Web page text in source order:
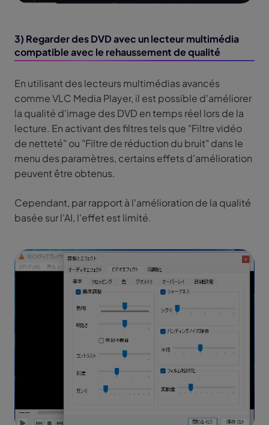
3) Regarder des DVD avec un lecteur multimédia
compatible avec le rehaussement de qualité
En utilisant des lecteurs multimédias avancés
comme VLC Media Player, il est possible d'améliorer
la qualité d'image des DVD en temps réel lors de la
lecture. En activant des filtres tels que "Filtre vidéo
de netteté" ou "Filtre de réduction du bruit" dans le
menu des paramètres, certains effets d'amélioration
peuvent être obtenus.
Cependant, par rapport à l'amélioration de la qualité
basée sur l'AI, l'effet est limité.